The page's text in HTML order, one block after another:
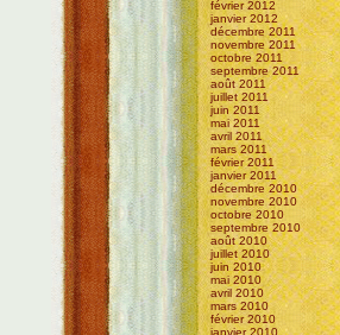
février 2012
janvier 2012
décembre 2011
novembre 2011
octobre 2011
septembre 2011
août 2011
juillet 2011
juin 2011
mai 2011
avril 2011
mars 2011
février 2011
janvier 2011
décembre 2010
novembre 2010
octobre 2010
septembre 2010
août 2010
juillet 2010
juin 2010
mai 2010
avril 2010
mars 2010
février 2010
janvier 2010